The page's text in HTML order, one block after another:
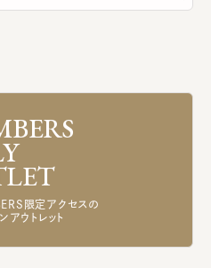
限定アクセスの
アウトレット